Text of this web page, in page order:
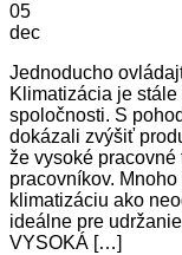
05
dec
Jednoducho
Klimatizácia je
spoločnosti. S
dokázali zvýšiť
že vysoké
pracovníkov.
klimatizáciu ako
ideálne pre
VYSOKÁ […]